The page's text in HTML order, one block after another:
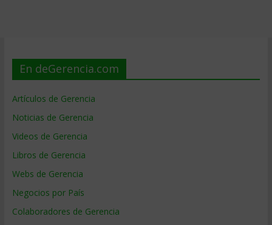
En deGerencia.com
Artículos de Gerencia
Noticias de Gerencia
Videos de Gerencia
Libros de Gerencia
Webs de Gerencia
Negocios por País
Colaboradores de Gerencia